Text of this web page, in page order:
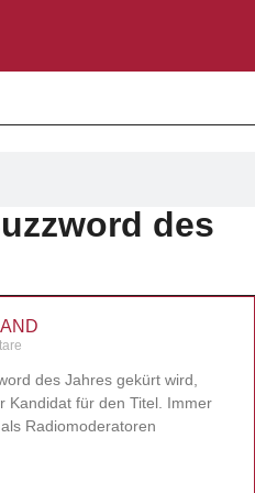
des
des Jahres gekürt wird,
Kandidat für den Titel. Immer
Radiomoderatoren